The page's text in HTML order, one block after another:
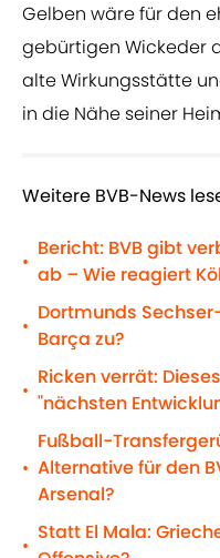
Gelben wäre für den
gebürtigen Wickeder
alte Wirkungsstätte
in die Nähe seiner
Weitere BVB-News
•
Bericht: BVB gibt
ab – Wie reagiert
•
Dortmunds
Barça zu?
•
Ricken verrät:
"nächsten
•
Fußball-
Alternative für den
Arsenal?
•
Statt El Mala: